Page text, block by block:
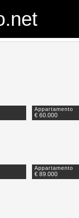
Appartamento
€ 60.000
Appartamento
€ 89.000